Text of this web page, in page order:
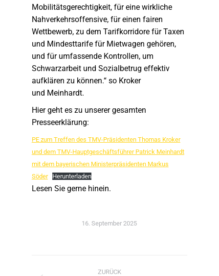
Mobilitätsgerechtigkeit, für eine wirkliche
Nahverkehrsoffensive, für einen fairen
Wettbewerb, zu dem Tarifkorridore für Taxen
und Mindesttarife für Mietwagen gehören,
und für umfassende Kontrollen, um
Schwarzarbeit und Sozialbetrug effektiv
aufklären zu können.“ so Kroker
und Meinhardt.
Hier geht es zu unserer gesamten
Presseerklärung:
PE zum Treffen des TMV-Präsidenten Thomas Kroker
und dem TMV-Hauptgeschäftsführer Patrick Meinhardt
mit dem bayerischen Ministerpräsidenten Markus
Söder
Herunterladen
Lesen Sie gerne hinein.
16. September 2025
Kommentarnavigation
ZURÜCK